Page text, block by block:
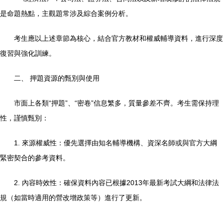
是命題熱點，主觀題常涉及綜合案例分析。
考生應以上述章節為核心，結合官方教材和權威輔導資料，進行深度
復習與強化訓練。
二、 押題資源的甄別與使用
市面上各類“押題”、“密卷”信息繁多，質量參差不齊。考生需保持理
性，謹慎甄別：
1. 來源權威性：優先選擇由知名輔導機構、資深名師或與官方大綱
緊密契合的參考資料。
2. 內容時效性：確保資料內容已根據2013年最新考試大綱和法律法
規（如當時適用的營改增政策等）進行了更新。